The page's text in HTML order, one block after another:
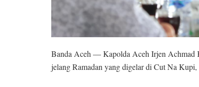
Banda Aceh — Kapolda Aceh Irjen Achmad
jelang Ramadan yang digelar di Cut Na